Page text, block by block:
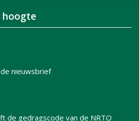
nieuwsbrief
de gedragscode van de NRTO